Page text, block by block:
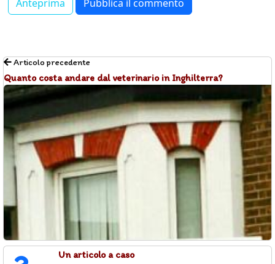
Articolo precedente
Quanto costa andare dal veterinario in Inghilterra?
Un articolo a caso